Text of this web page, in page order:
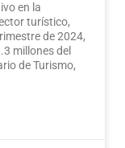
en la
turístico,
de 2024,
millones del
de Turismo,